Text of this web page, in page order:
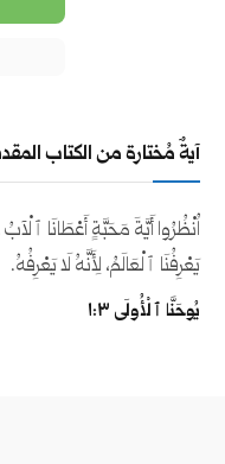
آيةٌ مُختارة من الكتاب
اُنْظُرُوا أَيَّةَ مَحَبَّةٍ أَعْطَانَا
يَعْرِفُنَا ٱلْعَالَمُ، لِأَنَّهُ لَا يَعْرِفُهُ.
يُوحَنَّا ٱلْأُولَى ٣:‏١